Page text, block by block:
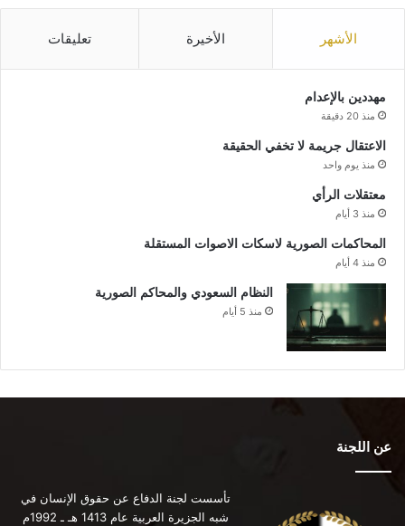
الأشهر الأخيرة تعليقات
مهددين بالإعدام
منذ 20 دقيقة
الاعتقال جريمة لا تخفي الحقيقة
منذ يوم واحد
معتقلات الرأي
منذ 3 أيام
المحاكمات الصورية لاسكات الاصوات المستقلة
منذ 4 أيام
النظام السعودي والمحاكم الصورية
منذ 5 أيام
عن اللجنة
تأسست لجنة الدفاع عن حقوق الإنسان في
شبه الجزيرة العربية عام 1413 هـ ـ 1992م